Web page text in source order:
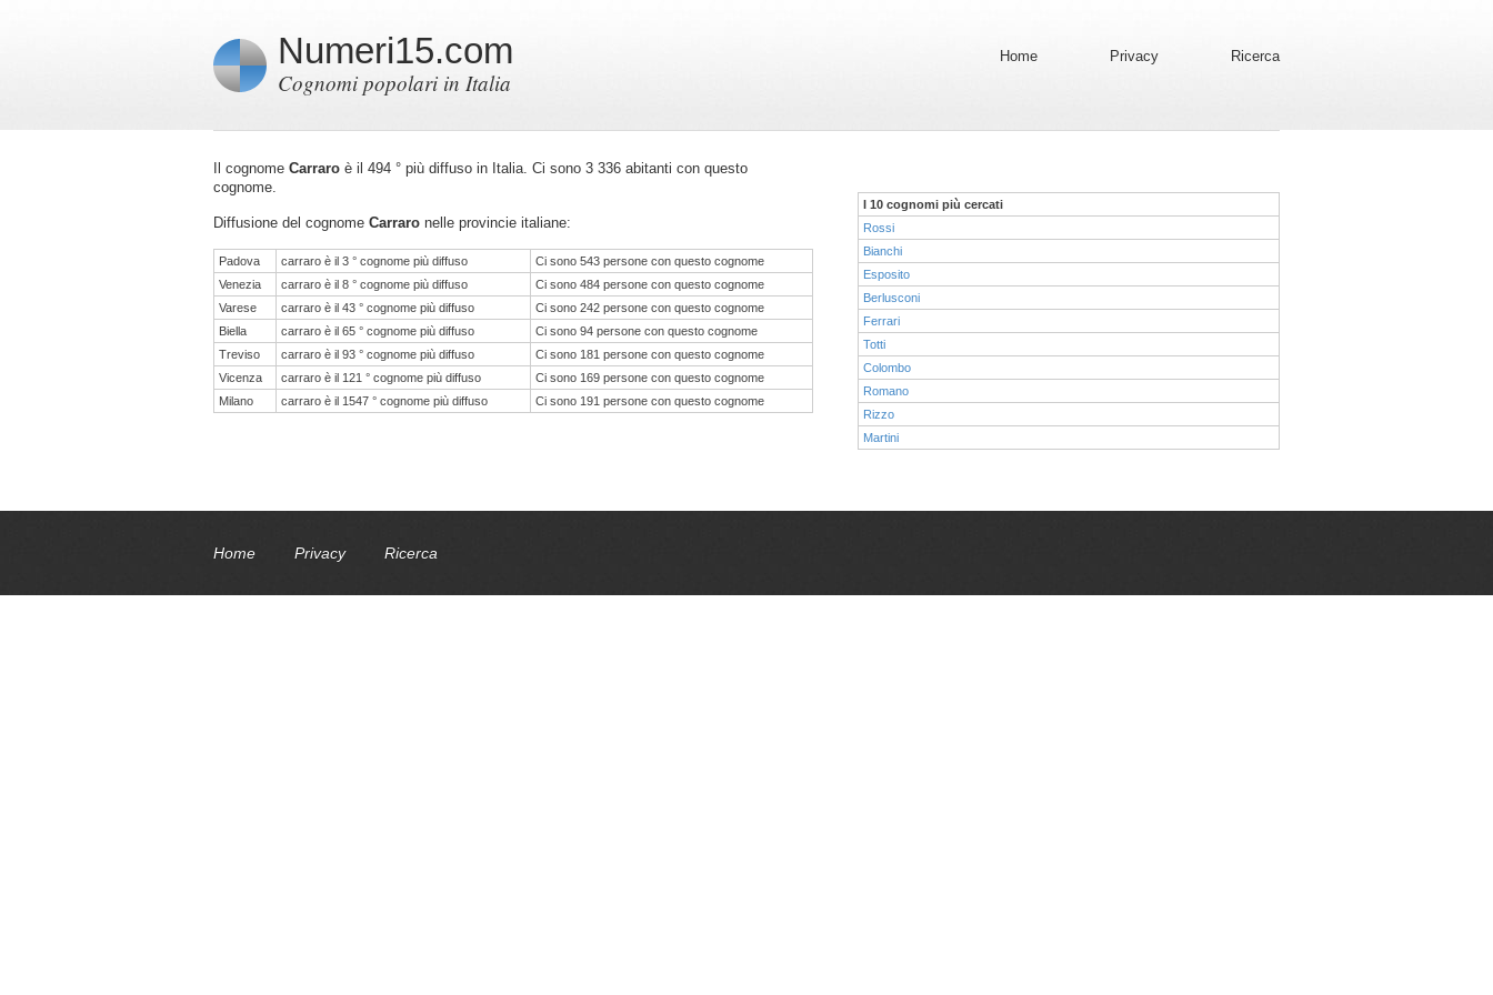
Numeri15.com
Cognomi popolari in Italia
Home Privacy Ricerca
Il cognome Carraro è il 494 ° più diffuso in Italia. Ci sono 3 336 abitanti con questo
cognome.
Diffusione del cognome Carraro nelle provincie italiane:
Padova carraro è il 3 ° cognome più diffuso
Ci sono 543 persone con questo cognome
Venezia
carraro è il 8 ° cognome più diffuso
Ci sono 484 persone con questo cognome
Varese
carraro è il 43 ° cognome più diffuso
Ci sono 242 persone con questo cognome
Biella
carraro è il 65 ° cognome più diffuso
Ci sono 94 persone con questo cognome
Treviso
carraro è il 93 ° cognome più diffuso
Ci sono 181 persone con questo cognome
Vicenza
carraro è il 121 ° cognome più diffuso
Ci sono 169 persone con questo cognome
Milano
carraro è il 1547 ° cognome più diffuso Ci sono 191 persone con questo cognome
I 10 cognomi più cercati
Rossi
Bianchi
Esposito
Berlusconi
Ferrari
Totti
Colombo
Romano
Rizzo
Martini
Home Privacy Ricerca